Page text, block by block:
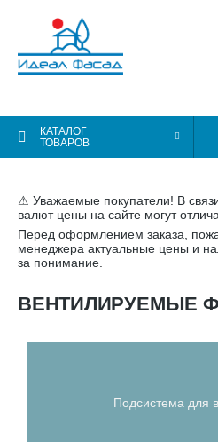
КАТАЛОГ
ТОВАРОВ
⚠ Уважаемые покупатели! В
валют цены на сайте могут
Перед оформлением заказа,
менеджера актуальные цены и
за понимание.
ВЕНТИЛИРУЕМЫЕ
Подсистема для